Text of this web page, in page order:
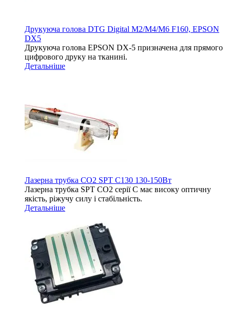
Друкуюча голова DTG Digital M2/M4/M6 F160, EPSON
DX5
Друкуюча голова EPSON DX-5 призначена для прямого
цифрового друку на тканині.
Детальніше
Лазерна трубка CO2 SPT C130 130-150Вт
Лазерна трубка SPT СО2 серії C має високу оптичну
якість, ріжучу силу і стабільність.
Детальніше